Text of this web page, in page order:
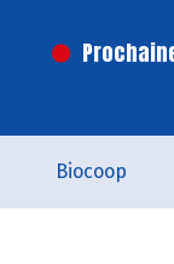
Biocoop